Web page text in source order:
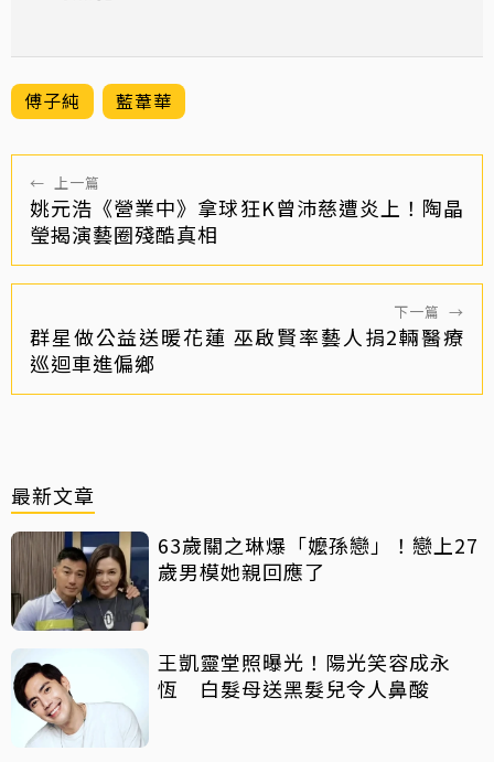
傅子純 藍葦華
← 上一篇
姚元浩《營業中》拿球狂K曾沛慈遭炎上！陶晶
瑩揭演藝圈殘酷真相
下一篇 →
群星做公益送暖花蓮 巫啟賢率藝人捐2輛醫療
巡迴車進偏鄉
最新文章
63歲關之琳爆「嬤孫戀」！戀上27
歲男模她親回應了
王凱靈堂照曝光！陽光笑容成永
恆 白髮母送黑髮兒令人鼻酸